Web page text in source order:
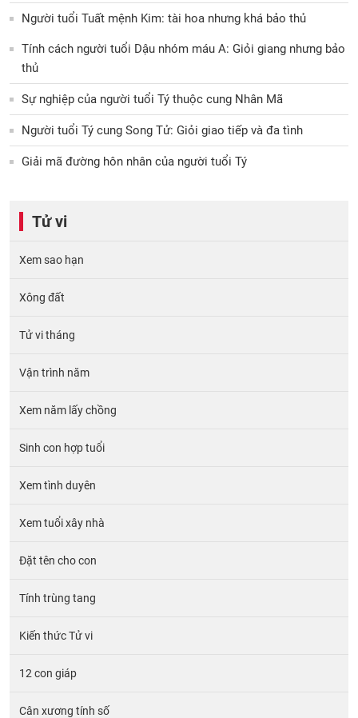
Người tuổi Tuất mệnh Kim: tài hoa nhưng khá bảo thủ
Tính cách người tuổi Dậu nhóm máu A: Giỏi giang nhưng bảo
thủ
Sự nghiệp của người tuổi Tý thuộc cung Nhân Mã
Người tuổi Tý cung Song Tử: Giỏi giao tiếp và đa tình
Giải mã đường hôn nhân của người tuổi Tý
Tử vi
Xem sao hạn
Xông đất
Tử vi tháng
Vận trình năm
Xem năm lấy chồng
Sinh con hợp tuổi
Xem tình duyên
Xem tuổi xây nhà
Đặt tên cho con
Tính trùng tang
Kiến thức Tử vi
12 con giáp
Cân xương tính số